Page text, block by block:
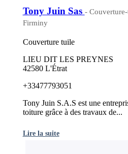
Tony Juin Sas -
Firminy
Couverture tuile
LIEU DIT LES PREYNES
42580 L'Étrat
+33477793051
Tony Juin S.A.S est une
toiture grâce à des travaux de...
Lire la suite